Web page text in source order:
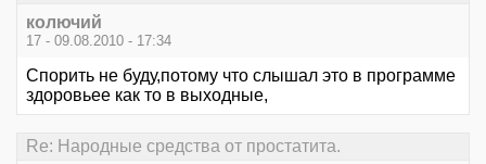
колючий
17 - 09.08.2010 - 17:34
Спорить не буду,потому что слышал это в программе
здоровьее как то в выходные,
Re: Народные средства от простатита.